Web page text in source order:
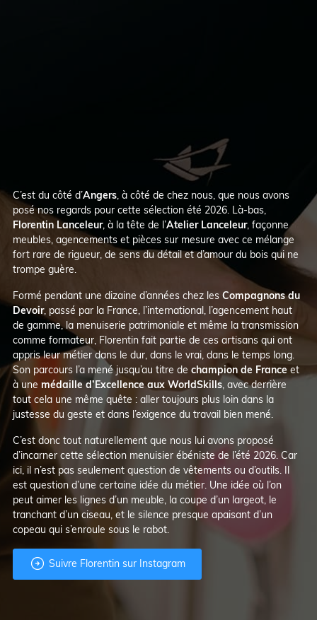
C’est du côté d’Angers, à côté de chez nous, que nous avons
posé nos regards pour cette sélection été 2026. Là-bas,
Florentin Lanceleur, à la tête de l’Atelier Lanceleur, façonne
meubles, agencements et pièces sur mesure avec ce mélange
fort rare de rigueur, de sens du détail et d’amour du bois qui ne
trompe guère.
Formé pendant une dizaine d’années chez les Compagnons du
Devoir, passé par la France, l’international, l’agencement haut
de gamme, la menuiserie patrimoniale et même la transmission
comme formateur, Florentin fait partie de ces artisans qui ont
appris leur métier dans le dur, dans le vrai, dans le temps long.
Son parcours l’a mené jusqu’au titre de champion de France et
à une médaille d’Excellence aux WorldSkills, avec derrière
tout cela une même quête : aller toujours plus loin dans la
justesse du geste et dans l’exigence du travail bien mené.
C’est donc tout naturellement que nous lui avons proposé
d’incarner cette sélection menuisier ébéniste de l’été 2026. Car
ici, il n’est pas seulement question de vêtements ou d’outils. Il
est question d’une certaine idée du métier. Une idée où l’on
peut aimer les lignes d’un meuble, la coupe d’un largeot, le
tranchant d’un ciseau, et le silence presque apaisant d’un
copeau qui s’enroule sous le rabot.
 Suivre Florentin sur Instagram